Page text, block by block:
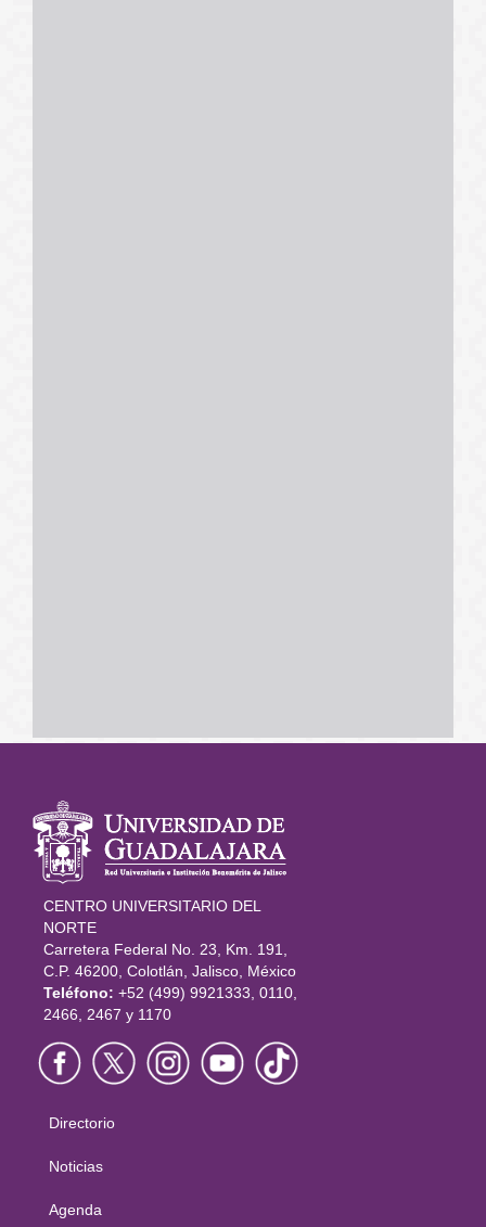
Información
del portal
CENTRO UNIVERSITARIO DEL
NORTE
Carretera Federal No. 23, Km. 191,
C.P. 46200, Colotlán, Jalisco, México
Teléfono: +52 (499) 9921333, 0110,
2466, 2467 y 1170
Menú
principal
Directorio
Noticias
Agenda